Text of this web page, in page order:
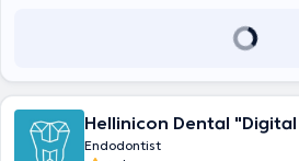
Hellinicon Dental
Endodontist